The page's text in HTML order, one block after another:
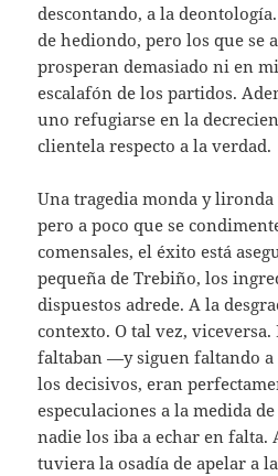
descontando, a la
de hediondo, pero los que se
prosperan demasiado ni en
escalafón de los partidos.
uno refugiarse en la
clientela respecto a la verdad.
Una tragedia monda y
pero a poco que se
comensales, el éxito está
pequeña de Trebiño, los
dispuestos adrede. A la
contexto. O tal vez,
faltaban —y siguen faltando
los decisivos, eran
especulaciones a la medida
nadie los iba a echar en
tuviera la osadía de apelar a